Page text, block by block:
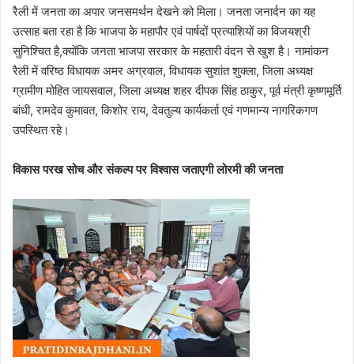
रैली में जनता का अपार जनसमर्थन देखने को मिला। जनता जनार्दन का यह
उत्साह बता रहा है कि भाजपा के महापौर एवं पार्षदों प्रत्याशियों का विजयश्री
सुनिश्चित है,क्योंकि जनता भाजपा सरकार के महतारी वंदन से खुश है। नामांकन
रैली में वरिष्ठ विधायक अमर अग्रवाल, विधायक सुशांत शुक्ला, जिला अध्यक्ष
ग्रामीण मोहित जायसवाल, जिला अध्यक्ष शहर दीपक सिंह ठाकुर, पूर्व मंत्री कृष्णमूर्ति
बांधी, रामदेव कुमावत, किशोर राय, देवतुल्य कार्यकर्ता एवं गणमान्य नागरिकगण
उपस्थित रहे।
विकास परख सोच और संकल्प पर विश्वास जताएगी लोरमी की जनता